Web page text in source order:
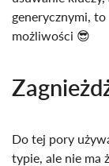
generycznymi,
możliwości 😎
Do tej pory
typie, ale nie ma